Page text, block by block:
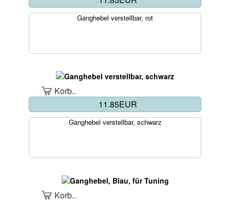
Ganghebel verstellbar, rot
Korb..
11.85EUR
Ganghebel verstellbar, schwarz
Korb..